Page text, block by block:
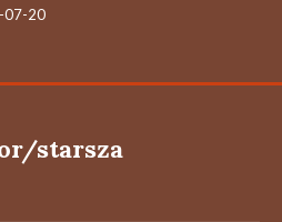
07-20
starsza